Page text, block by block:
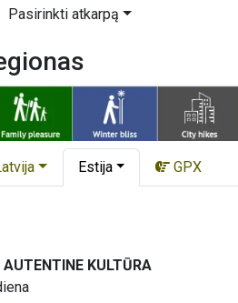
Pasirinkti atkarpą
Estija GPX
KULTŪRA